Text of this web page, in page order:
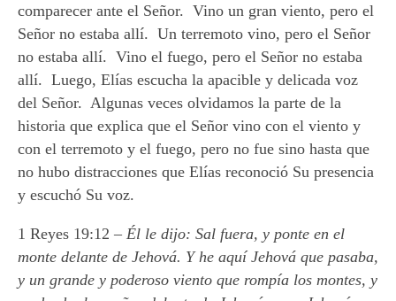
comparecer ante el Señor. Vino un gran viento, pero el
Señor no estaba allí. Un terremoto vino, pero el Señor
no estaba allí. Vino el fuego, pero el Señor no estaba
allí. Luego, Elías escucha la apacible y delicada voz
del Señor. Algunas veces olvidamos la parte de la
historia que explica que el Señor vino con el viento y
con el terremoto y el fuego, pero no fue sino hasta que
no hubo distracciones que Elías reconoció Su presencia
y escuchó Su voz.
1 Reyes 19:12 – Él le dijo: Sal fuera, y ponte en el
monte delante de Jehová. Y he aquí Jehová que pasaba,
y un grande y poderoso viento que rompía los montes, y